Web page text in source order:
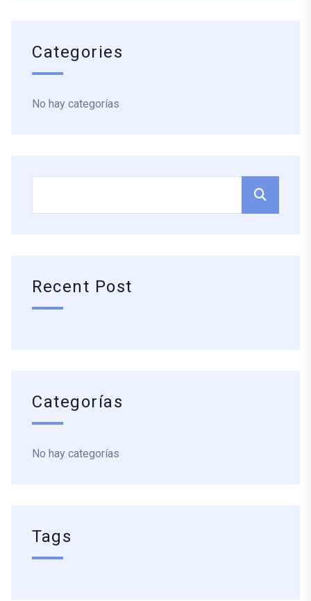
Categories
No hay categorías
Recent Post
Categorías
No hay categorías
Tags